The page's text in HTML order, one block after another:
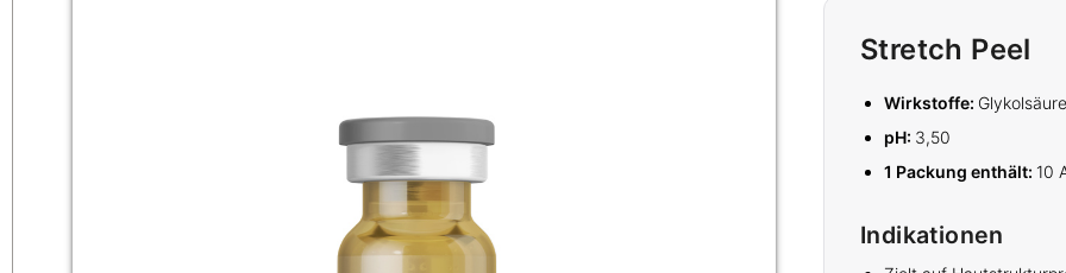
Stretch Peel
Wirkstoffe:
pH: 3,50
1 Packung enthält: 10
Indikationen